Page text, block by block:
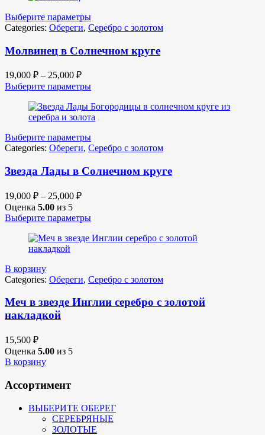
Выберите параметры
Categories: Обереги, Серебро с золотом
Молвинец в Солнечном круге
19,000 ₽ – 25,000 ₽
Выберите параметры
Выберите параметры
Categories: Обереги, Серебро с золотом
Звезда Лады в Солнечном круге
19,000 ₽ – 25,000 ₽
Оценка 5.00 из 5
Выберите параметры
В корзину
Categories: Обереги, Серебро с золотом
Меч в звезде Инглии серебро с золотой
накладкой
15,500 ₽
Оценка 5.00 из 5
В корзину
Ассортимент
ВЫБЕРИТЕ ОБЕРЕГ
СЕРЕБРЯНЫЕ
ЗОЛОТЫЕ